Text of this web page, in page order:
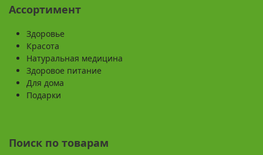
Ассортимент
Здоровье
Красота
Натуральная медицина
Здоровое питание
Для дома
Подарки
Поиск по товарам